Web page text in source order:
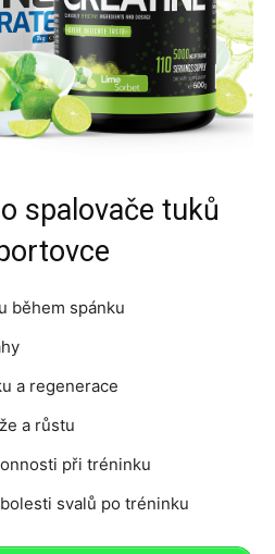
spalovače tuků
během spánku
a regenerace
a růstu
při tréninku
svalů po tréninku